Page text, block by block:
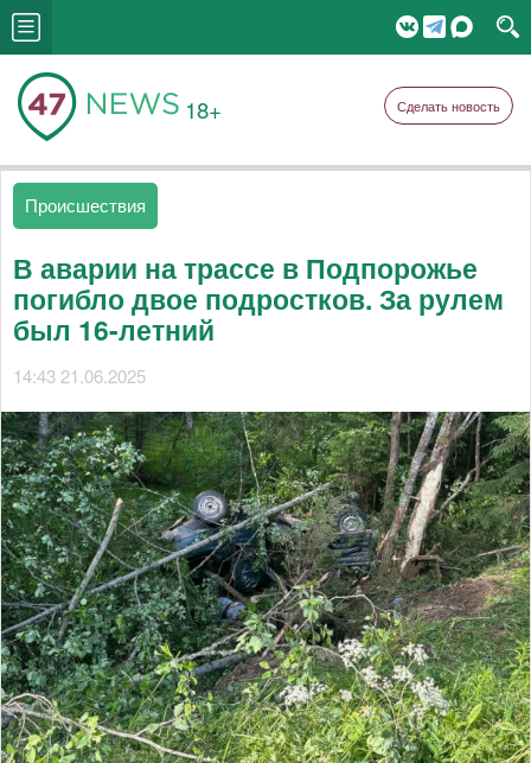
18+ Сделать новость
Происшествия
В аварии на трассе в Подпорожье
погибло двое подростков. За рулем
был 16-летний
14:43 21.06.2025